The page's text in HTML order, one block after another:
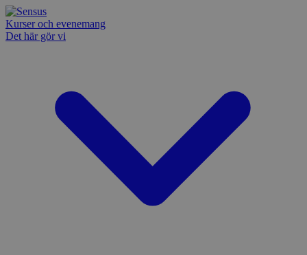
Kurser och evenemang
Det här gör vi